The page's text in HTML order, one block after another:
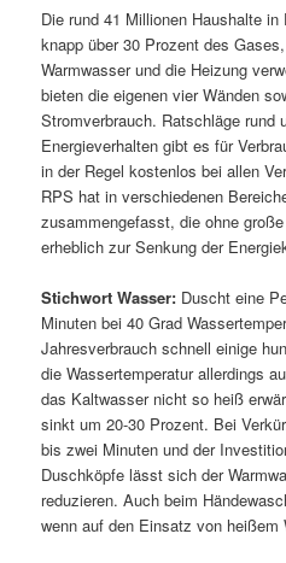
Die rund 41 Millionen Haushalte
knapp über 30 Prozent des
Warmwasser und die Heizung
bieten die eigenen vier Wänden
Stromverbrauch. Ratschläge rund
Energieverhalten gibt es für
in der Regel kostenlos bei allen
RPS hat in verschiedenen
zusammengefasst, die ohne
erheblich zur Senkung der
Stichwort Wasser: Duscht eine
Minuten bei 40 Grad
Jahresverbrauch schnell einige
die Wassertemperatur allerdings
das Kaltwasser nicht so heiß
sinkt um 20-30 Prozent. Bei
bis zwei Minuten und der
Duschköpfe lässt sich der
reduzieren. Auch beim
wenn auf den Einsatz von heißem